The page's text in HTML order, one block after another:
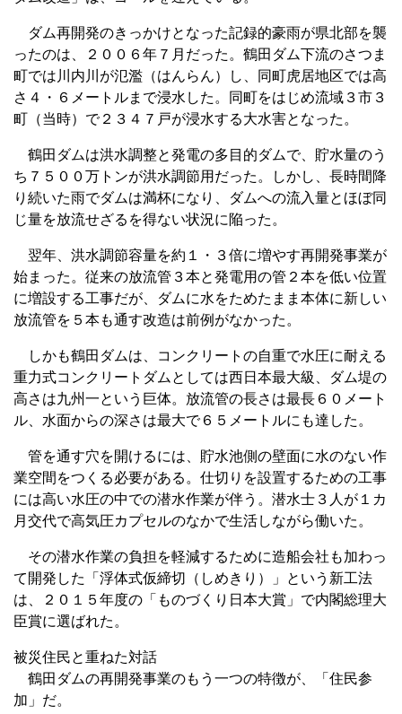
ダム再開発のきっかけとなった記録的豪雨が県北部を襲
ったのは、２００６年７月だった。鶴田ダム下流のさつま
町では川内川が氾濫（はんらん）し、同町虎居地区では高
さ４・６メートルまで浸水した。同町をはじめ流域３市３
町（当時）で２３４７戸が浸水する大水害となった。
鶴田ダムは洪水調整と発電の多目的ダムで、貯水量のう
ち７５００万トンが洪水調節用だった。しかし、長時間降
り続いた雨でダムは満杯になり、ダムへの流入量とほぼ同
じ量を放流せざるを得ない状況に陥った。
翌年、洪水調節容量を約１・３倍に増やす再開発事業が
始まった。従来の放流管３本と発電用の管２本を低い位置
に増設する工事だが、ダムに水をためたまま本体に新しい
放流管を５本も通す改造は前例がなかった。
しかも鶴田ダムは、コンクリートの自重で水圧に耐える
重力式コンクリートダムとしては西日本最大級、ダム堤の
高さは九州一という巨体。放流管の長さは最長６０メート
ル、水面からの深さは最大で６５メートルにも達した。
管を通す穴を開けるには、貯水池側の壁面に水のない作
業空間をつくる必要がある。仕切りを設置するための工事
には高い水圧の中での潜水作業が伴う。潜水士３人が１カ
月交代で高気圧カプセルのなかで生活しながら働いた。
その潜水作業の負担を軽減するために造船会社も加わっ
て開発した「浮体式仮締切（しめきり）」という新工法
は、２０１５年度の「ものづくり日本大賞」で内閣総理大
臣賞に選ばれた。
被災住民と重ねた対話
鶴田ダムの再開発事業のもう一つの特徴が、「住民参
加」だ。